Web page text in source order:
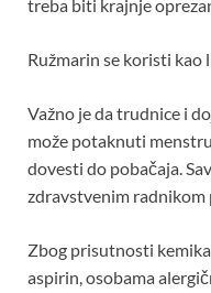
treba biti krajnje
Ružmarin se koristi kao
Važno je da trudnice i
može potaknuti
dovesti do pobačaja.
zdravstvenim
Zbog prisutnosti
aspirin, osobama